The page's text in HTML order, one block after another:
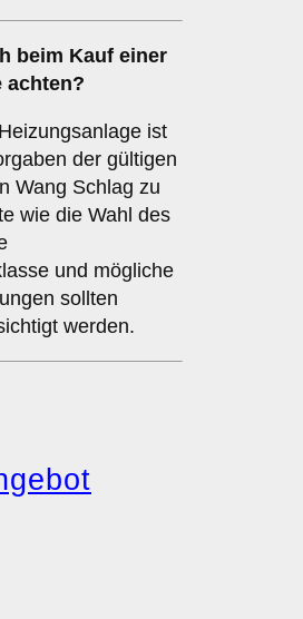
beim Kauf einer
achten?
ist
der gültigen
Wang Schlag zu
wie die Wahl des
und mögliche
sollten
werden.